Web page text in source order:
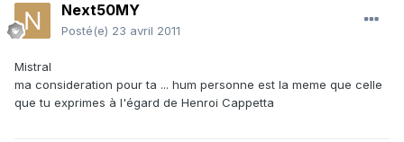
Next50MY
Posté(e) 23 avril 2011
Mistral
ma consideration pour ta ... hum personne est la meme que celle
que tu exprimes à l'égard de Henroi Cappetta